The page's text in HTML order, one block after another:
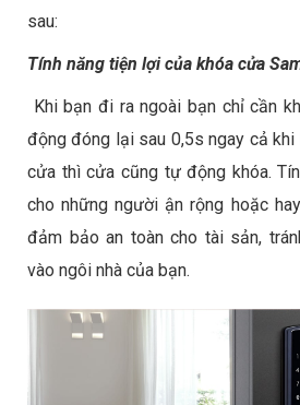
sau:
Tính năng tiện lợi của khóa cửa
Khi bạn đi ra ngoài bạn chỉ cần
động đóng lại sau 0,5s ngay cả khi
cửa thì cửa cũng tự động khóa.
cho những người ận rộng hoặc
đảm bảo an toàn cho tài sản,
vào ngôi nhà của bạn.